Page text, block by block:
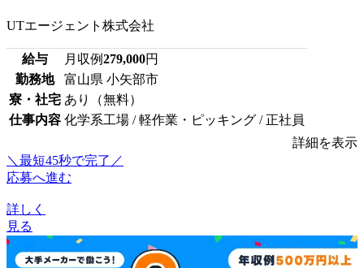
UTエージェント株式会社
給与 月収例279,000円
勤務地
富山県 小矢部市
寮・社宅 あり（無料）
仕事内容 化学系工場 / 軽作業・ピッキング / 正社員
詳細を表示
＼最短45秒で完了／
応募へ進む
詳しく
見る